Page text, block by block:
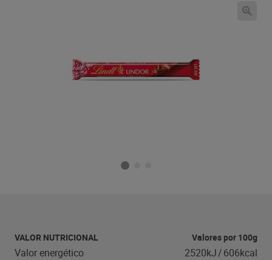
VALOR NUTRICIONAL Valores por 100g
Valor energético 2520kJ/606kcal